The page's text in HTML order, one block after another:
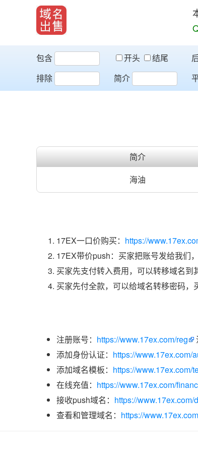
包含 开头
结尾
排除
简介
简介
海油
17EX一口价购买： https://
17EX带价push：买家把账号发给我们
买家先支付转入费用，可以转移域名到
买家先付全款，可以给域名转移密码，
注册账号： https://www.17ex.com/reg
添加身份认证： https://www.17ex.com/
添加域名模板： https://www.17ex.com/
在线充值： https://www.17ex.com/
接收push域名： https://
查看和管理域名： https://